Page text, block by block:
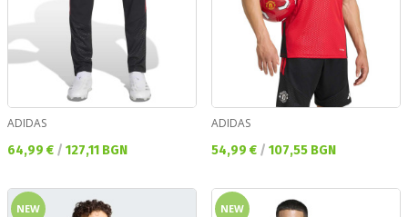
ADIDAS
Текуща цена:
64,99 € / 127,11 BGN
ADIDAS
Текуща цена:
54,99 € / 107,55 BGN
NEW NEW